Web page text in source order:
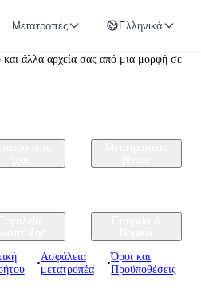
Μετατροπές Ελληνικά
άλλα αρχεία σας από μια μορφή σε
•
Ασφάλεια
μετατροπέα
•
Όροι και
Προϋποθέσεις